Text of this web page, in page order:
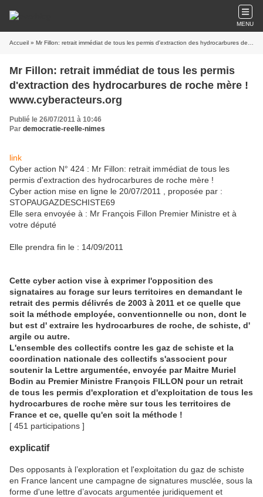
MENU
Accueil » Mr Fillon: retrait immédiat de tous les permis d'extraction des hydrocarbures de roche mère ! www.cyberacteurs.org
Mr Fillon: retrait immédiat de tous les permis
d'extraction des hydrocarbures de roche mère !
www.cyberacteurs.org
Publié le 26/07/2011 à 10:46
Par democratie-reelle-nimes
link
Cyber action N° 424 : Mr Fillon: retrait immédiat de tous les
permis d'extraction des hydrocarbures de roche mère !
Cyber action mise en ligne le 20/07/2011 , proposée par :
STOPAUGAZDESCHISTE69
Elle sera envoyée à : Mr François Fillon Premier Ministre et à
votre député
Elle prendra fin le : 14/09/2011
Cette cyber action vise à exprimer l'opposition des
signataires au forage sur leurs territoires en demandant le
retrait des permis délivrés de 2003 à 2011 et ce quelle que
soit la méthode employée, conventionnelle ou non, dont le
but est d' extraire les hydrocarbures de roche, de schiste, d'
argile ou autre.
L'ensemble des collectifs contre les gaz de schiste et la
coordination nationale des collectifs s'associent pour
soutenir la Lettre argumentée, envoyée par Maitre Muriel
Bodin au Premier Ministre François FILLON pour un retrait
de tous les permis d'exploration et d'exploitation de tous les
hydrocarbures de roche mère sur tous les territoires de
France et ce, quelle qu'en soit la méthode !
[ 451 participations ]
explicatif
Des opposants à l’exploration et l'exploitation du gaz de schiste
en France lancent une campagne de signatures musclée, sous la
forme d'une lettre d’avocats argumentée juridiquement et